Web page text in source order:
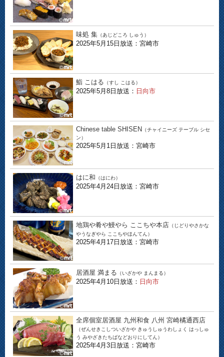
味処 集 （あじどころ しゅう）
2025年5月15日放送：宮崎市
鮨 こはる （すし こはる）
2025年5月8日放送： 日向市
Chinese table SHISEN （チャイニーズ テーブル シセ
ン）
2025年5月1日放送：宮崎市
はに和 （はにわ）
2025年4月24日放送：宮崎市
地鶏や肴や鰻やら ここちや本店 （じどりやさかな
やうなぎやら ここちやほんてん）
2025年4月17日放送：宮崎市
居酒屋 満まる （いざかや まんまる）
2025年4月10日放送： 日向市
全席個室居酒屋 九州和食 八州 宮崎橘通西店
（ぜんせきこしついざかや きゅうしゅうわしょく はっしゅ
う みやざきたちばなどおりにしてん）
2025年4月3日放送：宮崎市